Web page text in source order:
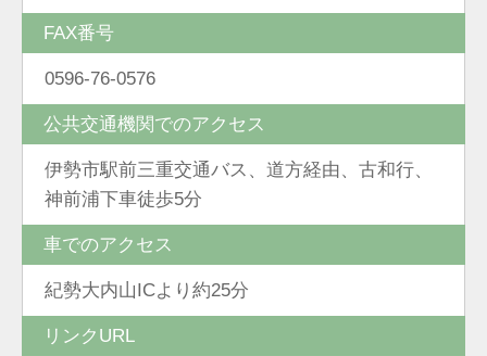
FAX番号
0596-76-0576
公共交通機関でのアクセス
伊勢市駅前三重交通バス、道方経由、古和行、
神前浦下車徒歩5分
車でのアクセス
紀勢大内山ICより約25分
リンクURL